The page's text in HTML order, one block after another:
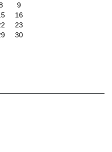
9
16
23
30